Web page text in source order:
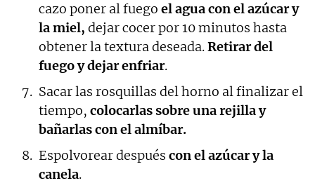
cazo poner al fuego el agua con el azúcar y
la miel, dejar cocer por 10 minutos hasta
obtener la textura deseada.Retirar del
fuego y dejar enfriar.
Sacar las rosquillas del horno al finalizar el
tiempo, colocarlas sobre una rejilla y
bañarlas con el almíbar.
Espolvorear después con el azúcar y la
canela.